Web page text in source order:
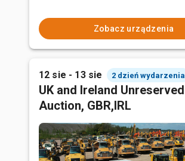
Zobacz urządzenia
12 sie - 13 sie 2 dzień wydarzenia
UK and Ireland Unreserved
Auction, GBR,IRL